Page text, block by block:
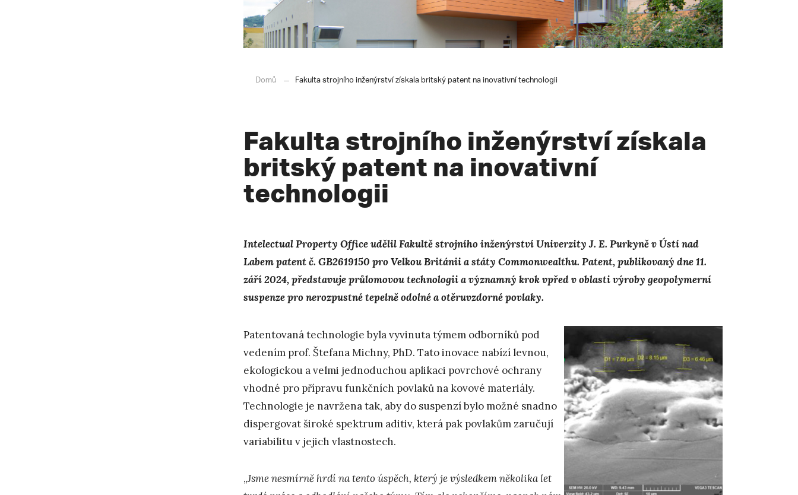
Domů Fakulta strojního inženýrství získala britský patent na inovativní technologii
Fakulta strojního inženýrství získala
britský patent na inovativní
technologii
Intelectual Property Office udělil Fakultě strojního inženýrství Univerzity J. E. Purkyně v Ústí nad
Labem patent č. GB2619150 pro Velkou Británii a státy Commonwealthu. Patent, publikovaný dne 11.
září 2024, představuje průlomovou technologii a významný krok vpřed v oblasti výroby geopolymerní
suspenze pro nerozpustné tepelně odolné a otěruvzdorné povlaky.
Patentovaná technologie byla vyvinuta týmem odborníků pod
vedením prof. Štefana Michny, PhD. Tato inovace nabízí levnou,
ekologickou a velmi jednoduchou aplikaci povrchové ochrany
vhodné pro přípravu funkčních povlaků na kovové materiály.
Technologie je navržena tak, aby do suspenzí bylo možné snadno
dispergovat široké spektrum aditiv, která pak povlakům zaručují
variabilitu v jejich vlastnostech.
„Jsme nesmírně hrdí na tento úspěch, který je výsledkem několika let